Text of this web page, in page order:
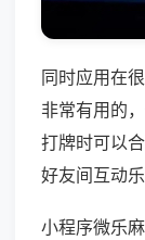
同时应用在
非常有用的
打牌时可以
好友间互动乐
小程序微乐